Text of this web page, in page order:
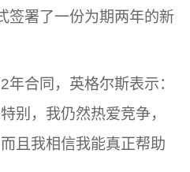
签署了一份为期两年的新
合同，英格尔斯表示：
别，我仍然热爱竞争，
且我相信我能真正帮助